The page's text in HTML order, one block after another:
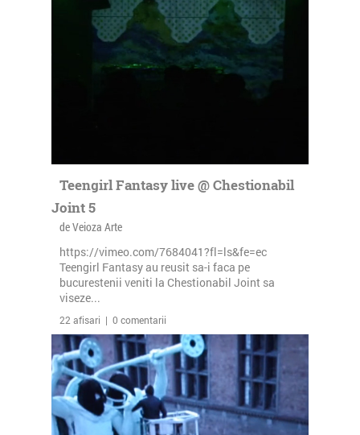
Teengirl Fantasy live @ Chestionabil
Joint 5
de Veioza Arte
https://vimeo.com/7684041?fl=ls&fe=ec
Teengirl Fantasy au reusit sa-i faca pe
bucurestenii veniti la Chestionabil Joint sa
viseze...
22 afisari | 0 comentarii